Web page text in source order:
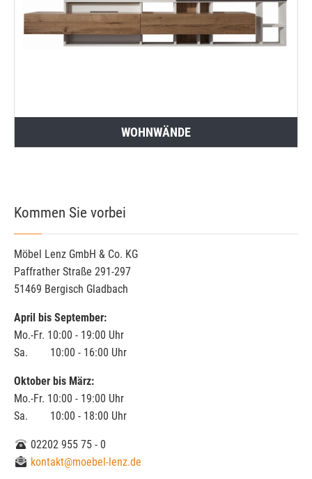
WOHNWÄNDE
Kommen Sie vorbei
Möbel Lenz GmbH & Co. KG
Paffrather Straße 291-297
51469 Bergisch Gladbach
April bis September:
Mo.-Fr. 10:00 - 19:00 Uhr
Sa. 10:00 - 16:00 Uhr
Oktober bis März:
Mo.-Fr. 10:00 - 19:00 Uhr
Sa. 10:00 - 18:00 Uhr
02202 955 75 - 0
kontakt@moebel-lenz.de